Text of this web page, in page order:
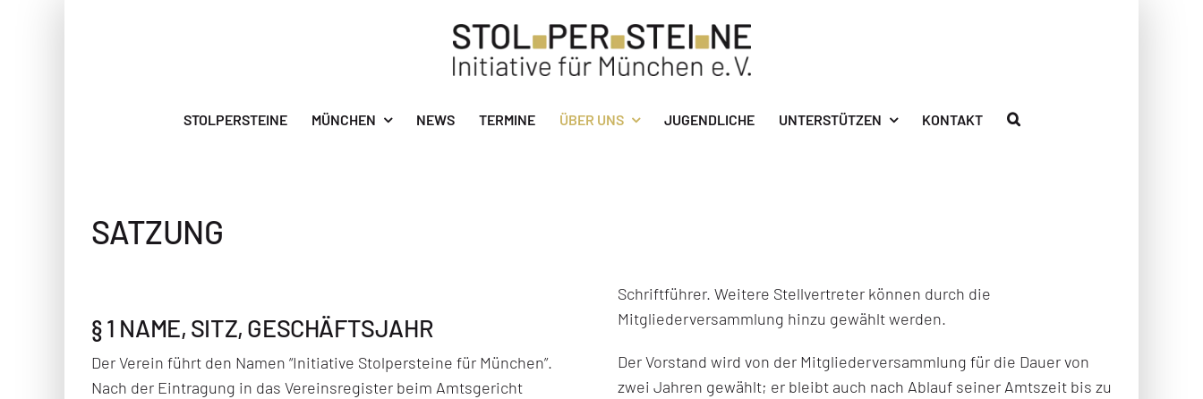
STOLPERSTEINE MÜNCHEN NEWS TERMINE ÜBER UNS JUGENDLICHE UNTERSTÜTZEN KONTAKT
SATZUNG
§ 1 NAME, SITZ, GESCHÄFTSJAHR
Der Verein führt den Namen “Initiative Stolpersteine für München”.
Nach der Eintragung in das Vereinsregister beim Amtsgericht
Schriftführer. Weitere Stellvertreter können durch die
Mitgliederversammlung hinzu gewählt werden.
Der Vorstand wird von der Mitgliederversammlung für die Dauer von
zwei Jahren gewählt; er bleibt auch nach Ablauf seiner Amtszeit bis zu